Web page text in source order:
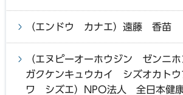
（エンドウ カナエ）遠藤 香苗
（エヌピーオーホウジン ゼンニ
ガクケンキュウカイ シズオカト
ワ シズエ）NPO法人 全日本健